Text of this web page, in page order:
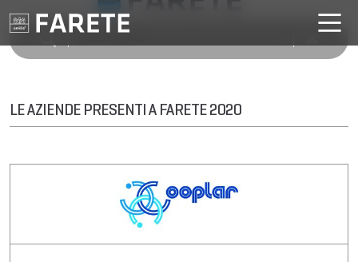
LE AZIENDE PRESENTI A FARETE 2020